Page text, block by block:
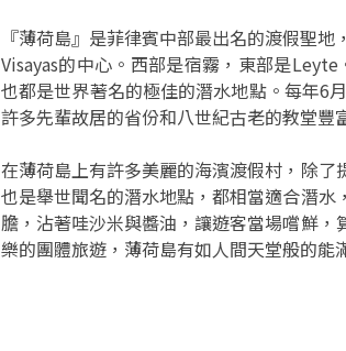
『薄荷島』是菲律賓中部最出名的渡假聖
Visayas的中心。西部是宿霧，東部是
也都是世界著名的極佳的潛水地點。每年6
許多先輩故居的省份和八世紀古老的教堂豐
在薄荷島上有許多美麗的海濱渡假村，除
也是舉世聞名的潛水地點，都相當適合潛
膽，沾著哇沙米與醬油，讓遊客當場嚐鮮
樂的團體旅遊，薄荷島有如人間天堂般的能